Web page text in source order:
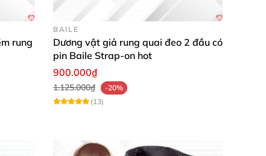
tùy ý đổi tư thế yêu khi sử dụng sản phẩm
rung
BAILE
Dương vật giả rung quai đeo 2 đầu có
pin Baile Strap-on hot
900.000₫
1.125.000₫
-20%
(13)